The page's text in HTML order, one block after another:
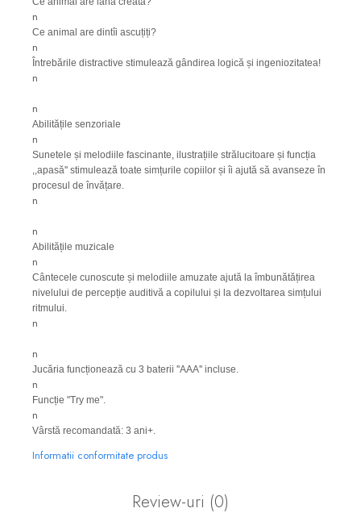
n
Ce animal are dintîi ascuțiți?
n
Întrebările distractive stimulează gândirea logică și ingeniozitatea!
n
n
Abilitățile senzoriale
n
Sunetele și melodiile fascinante, ilustrațiile strălucitoare și funcția
,,apasă'' stimulează toate simțurile copiilor și îi ajută să avanseze în
procesul de învățare.
n
n
Abilitățile muzicale
n
Cântecele cunoscute și melodiile amuzate ajută la îmbunătățirea
nivelului de percepție auditivă a copilului și la dezvoltarea simțului
ritmului.
n
n
Jucăria funcționează cu 3 baterii ''AAA'' incluse.
n
Funcție "Try me".
n
Vârstă recomandată: 3 ani+.
Informatii conformitate produs
Review-uri (0)